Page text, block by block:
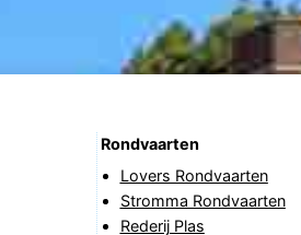
Rondvaarten
Lovers Rondvaarten
Stromma Rondvaarten
Rederij Plas